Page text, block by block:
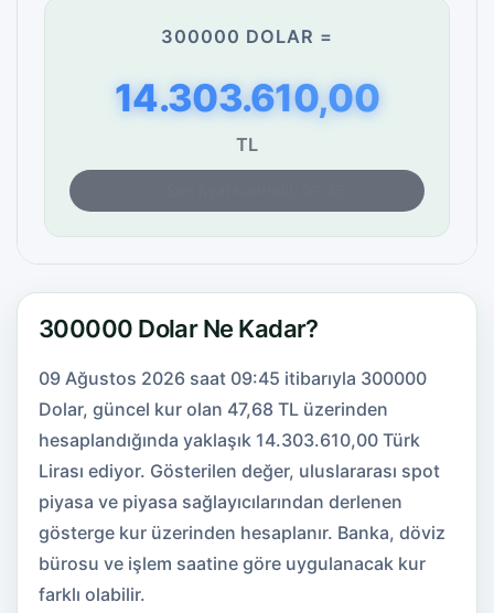
300000 DOLAR =
14.303.610,00
TL
300000 Dolar Ne Kadar?
09 Ağustos 2026 saat 09:45 itibarıyla 300000
Dolar, güncel kur olan 47,68 TL üzerinden
hesaplandığında yaklaşık 14.303.610,00 Türk
Lirası ediyor. Gösterilen değer, uluslararası spot
piyasa ve piyasa sağlayıcılarından derlenen
gösterge kur üzerinden hesaplanır. Banka, döviz
bürosu ve işlem saatine göre uygulanacak kur
farklı olabilir.